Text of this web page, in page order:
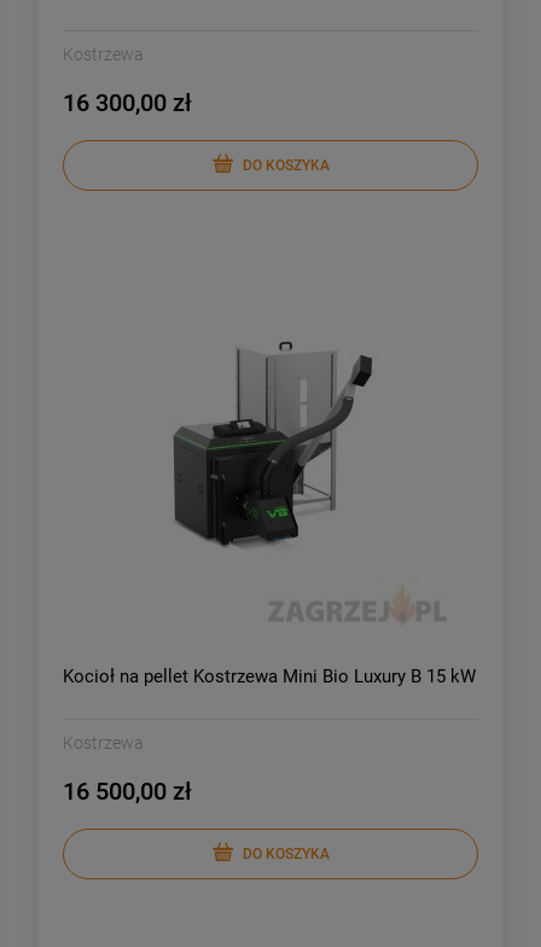
Kostrzewa
16 300,00 zł
DO KOSZYKA
Kocioł na pellet Kostrzewa Mini Bio Luxury B 15 kW
Kostrzewa
16 500,00 zł
DO KOSZYKA